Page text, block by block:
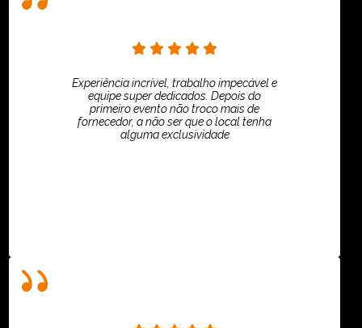
Experiência incrível, trabalho impecável e
equipe super dedicados. Depois do
primeiro evento não troco mais de
fornecedor, a não ser que o local tenha
alguma exclusividade